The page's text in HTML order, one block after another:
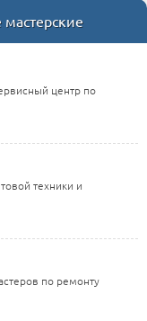
центр по
техники и
по ремонту